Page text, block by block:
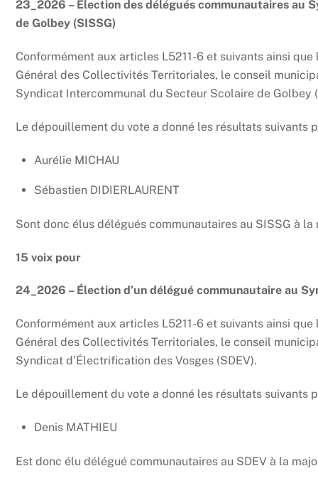
23_2026 – Élection des délégués communautaires au
de Golbey (SISSG)
Conformément aux articles L5211-6 et suivants ainsi
Général des Collectivités Territoriales, le conseil
Syndicat Intercommunal du Secteur Scolaire de Golbey
Le dépouillement du vote a donné les résultats suivants
Aurélie MICHAU
Sébastien DIDIERLAURENT
Sont donc élus délégués communautaires au SISSG à
15 voix pour
24_2026 – Élection d’un délégué communautaire au
Conformément aux articles L5211-6 et suivants ainsi
Général des Collectivités Territoriales, le conseil
Syndicat d’Électrification des Vosges (SDEV).
Le dépouillement du vote a donné les résultats suivants
Denis MATHIEU
Est donc élu délégué communautaires au SDEV à la